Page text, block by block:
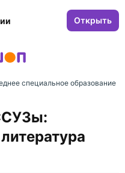
Открыть
специальное образование